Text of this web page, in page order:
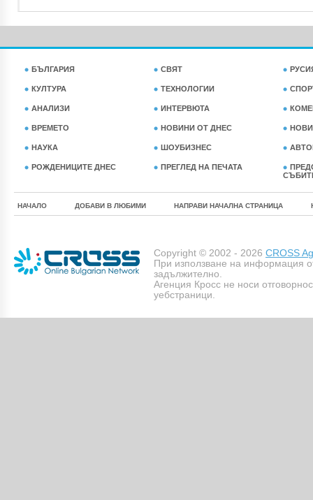
БЪЛГАРИЯ СВЯТ
КУЛТУРА ТЕХНОЛОГИИ
АНАЛИЗИ ИНТЕРВЮТА
ВРЕМЕТО НОВИНИ ОТ ДНЕС
НАУКА ШОУБИЗНЕС
РОЖДЕНИЦИТЕ ДНЕС ПРЕГЛЕД НА ПЕЧАТА
НАЧАЛО ДОБАВИ В ЛЮБИМИ НАПРАВИ НАЧАЛНА СТРАНИЦА
Copyright © 2002 - 2026 CROSS
При използване на информация
задължително.
Агенция Кросс не носи
уебстраници.